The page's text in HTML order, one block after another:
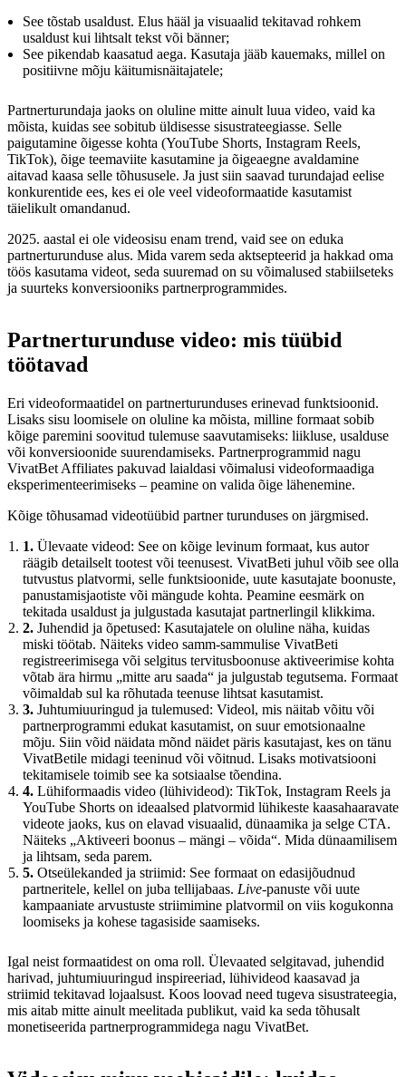
See tõstab usaldust. Elus hääl ja visuaalid tekitavad rohkem
usaldust kui lihtsalt tekst või bänner;
See pikendab kaasatud aega. Kasutaja jääb kauemaks, millel on
positiivne mõju käitumisnäitajatele;
Partnerturundaja jaoks on oluline mitte ainult luua video, vaid ka
mõista, kuidas see sobitub üldisesse sisustrateegiasse. Selle
paigutamine õigesse kohta (YouTube Shorts, Instagram Reels,
TikTok), õige teemaviite kasutamine ja õigeaegne avaldamine
aitavad kaasa selle tõhususele. Ja just siin saavad turundajad eelise
konkurentide ees, kes ei ole veel videoformaatide kasutamist
täielikult omandanud.
2025. aastal ei ole videosisu enam trend, vaid see on eduka
partnerturunduse alus. Mida varem seda aktsepteerid ja hakkad oma
töös kasutama videot, seda suuremad on su võimalused stabiilseteks
ja suurteks konversiooniks partnerprogrammides.
Partnerturunduse video: mis tüübid
töötavad
Eri videoformaatidel on partnerturunduses erinevad funktsioonid.
Lisaks sisu loomisele on oluline ka mõista, milline formaat sobib
kõige paremini soovitud tulemuse saavutamiseks: liikluse, usalduse
või konversioonide suurendamiseks. Partnerprogrammid nagu
VivatBet Affiliates pakuvad laialdasi võimalusi videoformaadiga
eksperimenteerimiseks – peamine on valida õige lähenemine.
Kõige tõhusamad videotüübid partner turunduses on järgmised.
1. Ülevaate videod: See on kõige levinum formaat, kus autor
räägib detailselt tootest või teenusest. VivatBeti juhul võib see olla
tutvustus platvormi, selle funktsioonide, uute kasutajate boonuste,
panustamisjaotiste või mängude kohta. Peamine eesmärk on
tekitada usaldust ja julgustada kasutajat partnerlingil klikkima.
2. Juhendid ja õpetused: Kasutajatele on oluline näha, kuidas
miski töötab. Näiteks video samm-sammulise VivatBeti
registreerimisega või selgitus tervitusboonuse aktiveerimise kohta
võtab ära hirmu „mitte aru saada“ ja julgustab tegutsema. Formaat
võimaldab sul ka rõhutada teenuse lihtsat kasutamist.
3. Juhtumiuuringud ja tulemused: Videol, mis näitab võitu või
partnerprogrammi edukat kasutamist, on suur emotsionaalne
mõju. Siin võid näidata mõnd näidet päris kasutajast, kes on tänu
VivatBetile midagi teeninud või võitnud. Lisaks motivatsiooni
tekitamisele toimib see ka sotsiaalse tõendina.
4. Lühiformaadis video (lühivideod): TikTok, Instagram Reels ja
YouTube Shorts on ideaalsed platvormid lühikeste kaasahaaravate
videote jaoks, kus on elavad visuaalid, dünaamika ja selge CTA.
Näiteks „Aktiveeri boonus – mängi – võida“. Mida dünaamilisem
ja lihtsam, seda parem.
5. Otseülekanded ja striimid: See formaat on edasijõudnud
partneritele, kellel on juba tellijabaas. Live-panuste või uute
kampaaniate arvustuste striimimine platvormil on viis kogukonna
loomiseks ja kohese tagasiside saamiseks.
Igal neist formaatidest on oma roll. Ülevaated selgitavad, juhendid
harivad, juhtumiuuringud inspireeriad, lühivideod kaasavad ja
striimid tekitavad lojaalsust. Koos loovad need tugeva sisustrateegia,
mis aitab mitte ainult meelitada publikut, vaid ka seda tõhusalt
monetiseerida partnerprogrammidega nagu VivatBet.